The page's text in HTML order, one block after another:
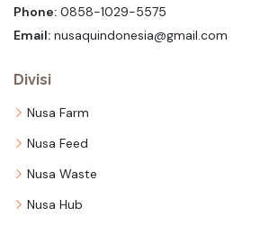
Phone: 0858-1029-5575
Email: nusaquindonesia@gmail.com
Divisi
Nusa Farm
Nusa Feed
Nusa Waste
Nusa Hub